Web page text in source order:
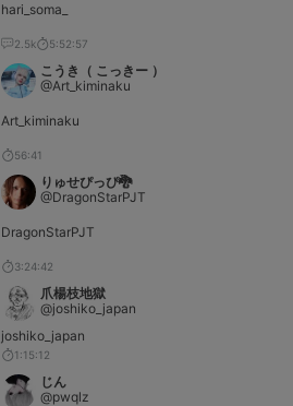
hari_soma_
2.5k 5:52:57
こうき（ こっきー ）
@Art_kiminaku
Art_kiminaku
56:41
りゅせぴっぴ‎🐉
@DragonStarPJT
DragonStarPJT
3:24:42
爪楊枝地獄
@joshiko_japan
joshiko_japan
1:15:12
じん
@pwqlz